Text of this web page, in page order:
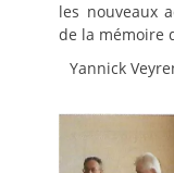
les nouveaux
de la mémoire
Yannick